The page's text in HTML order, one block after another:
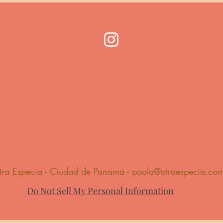
Especia - Ciudad de Panamá -
Do Not Sell My Personal Information